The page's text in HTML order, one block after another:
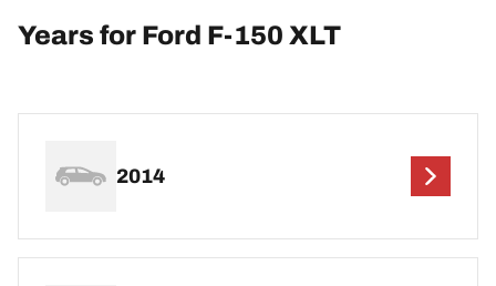
Years for Ford F-150 XLT
2014